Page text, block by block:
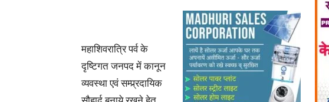
महाशिवरात्रि पर्व के
दृष्टिगत जनपद में कानून
व्यवस्था एवं सम्प्र्रदायिक